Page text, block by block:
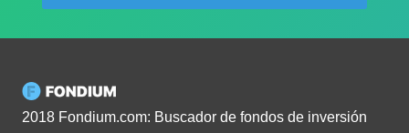
2018 Fondium.com: Buscador de fondos de inversión